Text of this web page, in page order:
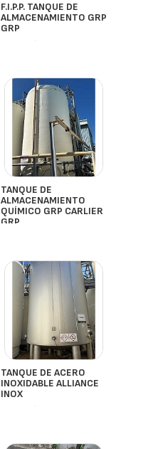
F.I.P.P. TANQUE DE
ALMACENAMIENTO GRP
GRP
- España
TANQUE DE
ALMACENAMIENTO
QUÍMICO GRP CARLIER
GRP
TANQUE DE ACERO
INOXIDABLE ALLIANCE
INOX
- España